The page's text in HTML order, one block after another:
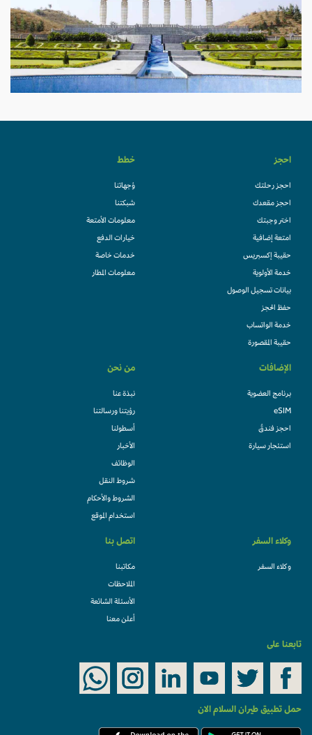
احجز
احجز رحلتك
احجز مقعدك
اختر وجبتك
امتعة إضافية
حقيبة إكسبريس
خدمة الأولوية
بيانات تسجيل الوصول
حفظ الحجز
خدمة الواتساب
حقيبة المقصورة
خطط
وُجهاتنا
شبكتنا
معلومات الأمتعة
خيارات الدفع
خدمات خاصة
معلومات المطار
الإضافات
برنامج العضوية
eSIM
احجز فندقً
استئجار سيارة
من نحن
نبذة عنا
رؤيتنا ورسالتنا
أسطولنا
الأخبار
الوظائف
شروط النقل
الشروط والأحكام
استخدام الموقع
وكلاء السفر
وكلاء السفر
اتصل بنا
مكاتبنا
الملاحظات
الأسئلة الشائعة
أعلن معنا
تابعنا على
حمل تطبيق طيران السلام الان